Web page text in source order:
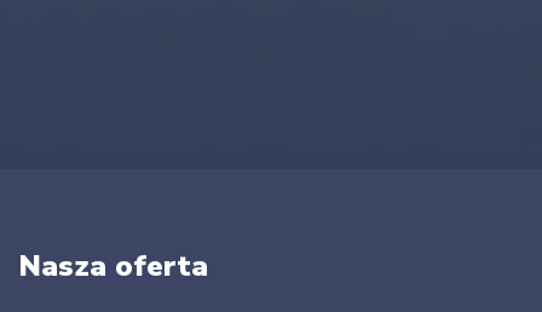
Nasza oferta